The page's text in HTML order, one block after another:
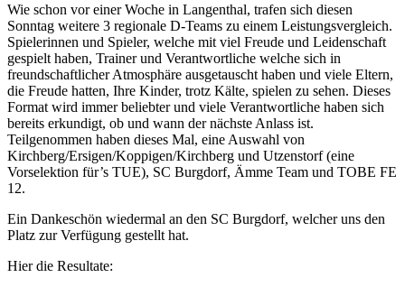
Wie schon vor einer Woche in Langenthal, trafen sich diesen
Sonntag weitere 3 regionale D-Teams zu einem Leistungsvergleich.
Spielerinnen und Spieler, welche mit viel Freude und Leidenschaft
gespielt haben, Trainer und Verantwortliche welche sich in
freundschaftlicher Atmosphäre ausgetauscht haben und viele Eltern,
die Freude hatten, Ihre Kinder, trotz Kälte, spielen zu sehen. Dieses
Format wird immer beliebter und viele Verantwortliche haben sich
bereits erkundigt, ob und wann der nächste Anlass ist.
Teilgenommen haben dieses Mal, eine Auswahl von
Kirchberg/Ersigen/Koppigen/Kirchberg und Utzenstorf (eine
Vorselektion für’s TUE), SC Burgdorf, Ämme Team und TOBE FE
12.
Ein Dankeschön wiedermal an den SC Burgdorf, welcher uns den
Platz zur Verfügung gestellt hat.
Hier die Resultate: